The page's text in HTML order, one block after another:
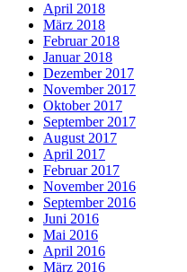
April 2018
März 2018
Februar 2018
Januar 2018
Dezember 2017
November 2017
Oktober 2017
September 2017
August 2017
April 2017
Februar 2017
November 2016
September 2016
Juni 2016
Mai 2016
April 2016
März 2016